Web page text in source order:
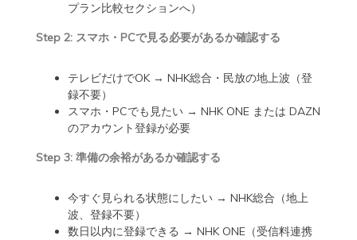
プラン比較セクションへ）
Step 2: スマホ・PCで見る必要があるか確認する
テレビだけでOK → NHK総合・民放の地上波（登
録不要）
スマホ・PCでも見たい → NHK ONE または DAZN
のアカウント登録が必要
Step 3: 準備の余裕があるか確認する
今すぐ見られる状態にしたい → NHK総合（地上
波、登録不要）
数日以内に登録できる → NHK ONE（受信料連携